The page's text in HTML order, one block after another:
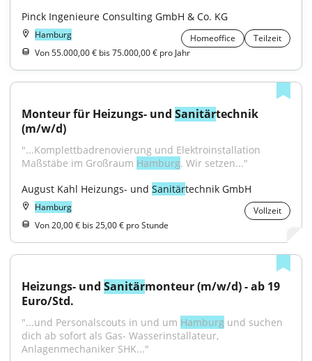
Pinck Ingenieure Consulting GmbH & Co. KG
Hamburg Homeoffice
Teilzeit
Von 55.000,00 € bis 75.000,00 € pro Jahr
Monteur für Heizungs- und Sanitärtechnik
(m/w/d)
"...Komplettbadrenovierung und Elektroinstallation
Maßstäbe im Großraum Hamburg. Wir setzen..."
August Kahl Heizungs- und Sanitärtechnik GmbH
Hamburg
Vollzeit
Von 20,00 € bis 25,00 € pro Stunde
Heizungs- und Sanitärmonteur (m/w/d) - ab 19
Euro/Std.
"...und Personalscouts in und um Hamburg und suchen
dich ab sofort als Gas- Wasserinstallateur,
Anlagenmechaniker SHK..."